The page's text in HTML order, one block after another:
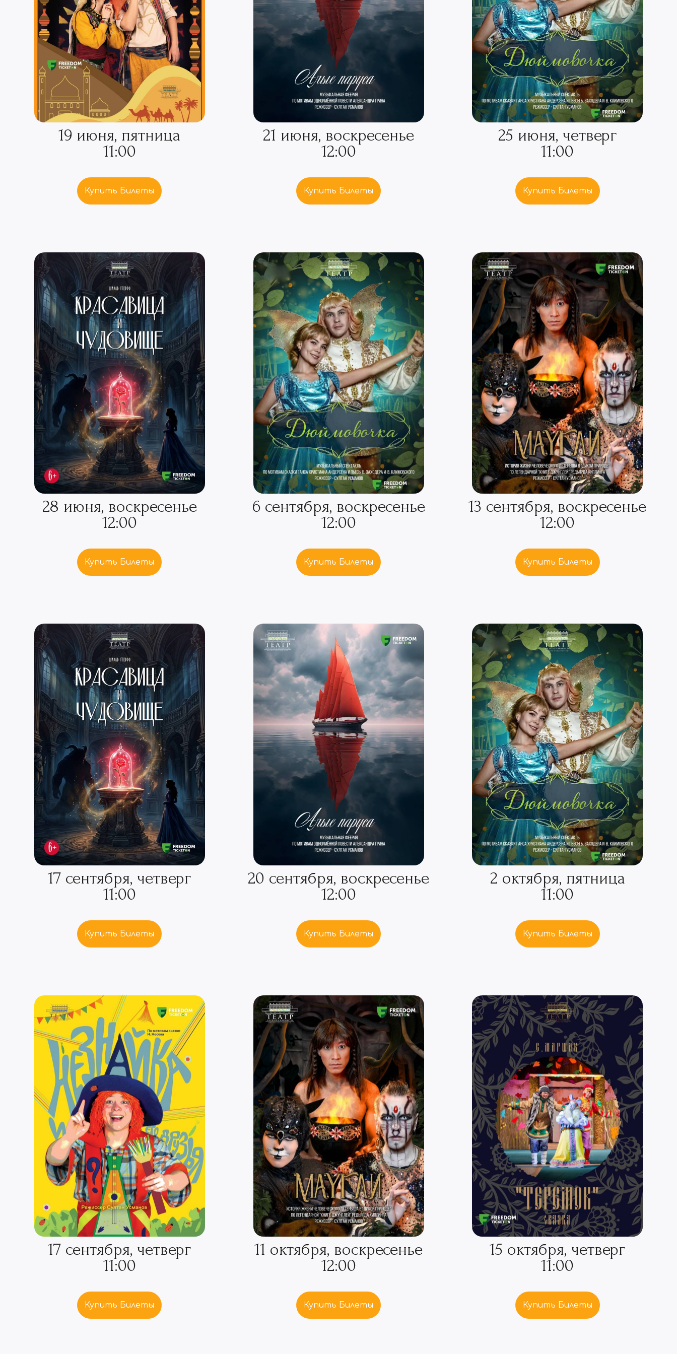
19 июня, пятница
11:00
Купить Билеты
21 июня, воскресенье
12:00
Купить Билеты
25 июня, четверг
11:00
Купить Билеты
28 июня, воскресенье
12:00
Купить Билеты
6 сентября, воскресенье
12:00
Купить Билеты
13 сентября, воскресенье
12:00
Купить Билеты
17 сентября, четверг
11:00
Купить Билеты
20 сентября, воскресенье
12:00
Купить Билеты
2 октября, пятница
11:00
Купить Билеты
17 сентября, четверг
11:00
Купить Билеты
11 октября, воскресенье
12:00
Купить Билеты
15 октября, четверг
11:00
Купить Билеты